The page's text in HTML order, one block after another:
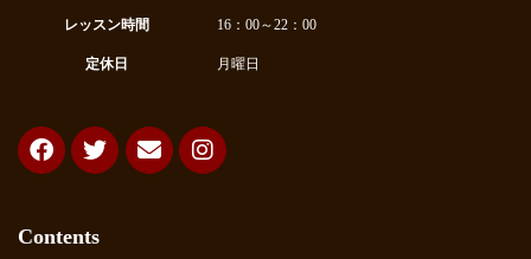
レッスン時間 16：00～22：00
定休日 月曜日
Contents